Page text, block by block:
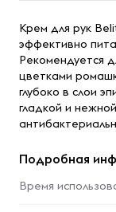
Крем для рук
эффективно
Рекомендуется
цветками
глубоко в слои
гладкой и
Подробная
Время